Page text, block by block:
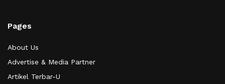
Pages
About Us
Advertise & Media Partner
Artikel Terbar-U